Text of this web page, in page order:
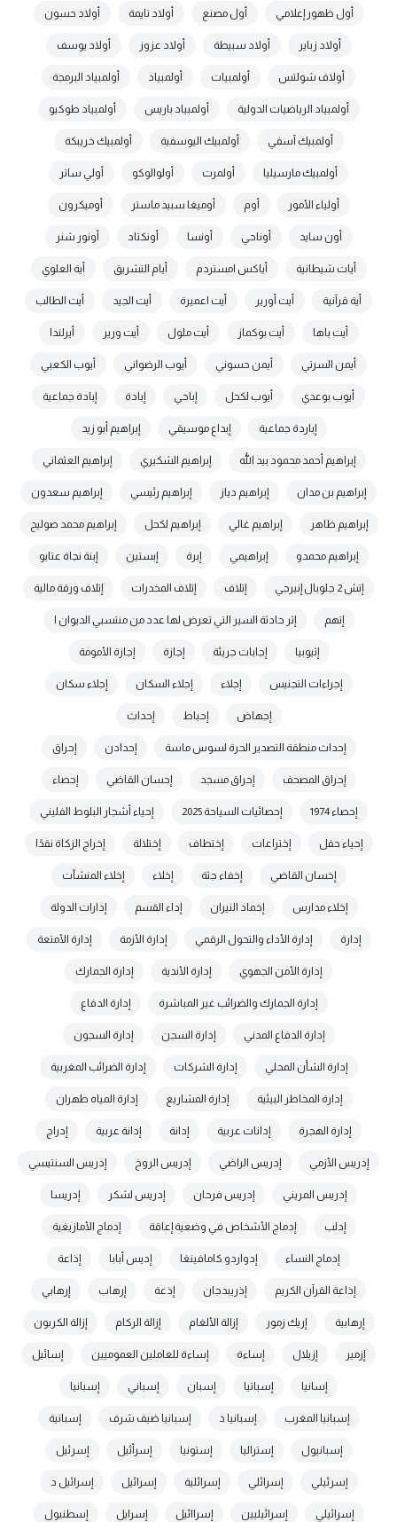
أول ظهور إعلامي أول مصنع أولاد تايمة أولاد حسون
أولاد زباير أولاد سبيطة أولاد عزوز أولاد يوسف
أولاف شولتس أولمبيات أولمبياد أولمبياد البرمجة
أولمبياد الرياضيات الدولية أولمبياد باريس أولمبياد طوكيو
أولمبيك آسفي أولمبيك اليوسفية أولمبيك خريبكة
أولمبيك مارسيليا أولمرت أولوالوكو أولي ساتر
أولياء الأمور أوم أوميغا سبيد ماستر أوميكرون
أون سايد أوناحي أونسا أونكتاد أونور شنر
أيات شيطانية أياكس امستردم أيام التشريق أية العلوي
أية قرآنية أيت أورير أيت اعميرة أيت الجيد أيت الطالب
أيت باها أيت بوكماز أيت ملول أيت ورير أيرلندا
أيمن السرتي أيمن حسوني أيوب الرضواني أيوب الكعبي
أيوب بوعدي أيوب لكحل إباحي إبادة إبادة جماعية
إباردة جماعية إبداع موسيقي إبراهيم أبو زيد
إبراهيم أحمد محمود بيد الله إبراهيم الشكيري إبراهيم العثماني
إبراهيم بن مدان إبراهيم دياز إبراهيم رئيسي إبراهيم سعدون
إبراهيم ظاهر إبراهيم غالي إبراهيم لكحل إبراهيم محمد صوليح
إبراهيم محمدو إبراهيمي إبرة إبستين إبنة نجاة عتابو
إتش 2 جلوبال إنيرجي إتلاف إتلاف المخدرات إتلاف ورقة مالية
إتهم إثر حادثة السير التي تعرض لها عدد من منتسبي الديوان ا
إثيوبيا إجابات جريئة إجازة إجازة الأمومة
إجراءات التجنيس إجلاء إجلاء السكان إجلاء سكان
إجهاض إحباط إحداث
إحداث منطقة التصدير الحرة لسوس ماسة إحدادن إحراق
إحراق المصحف إحراق مسجد إحسان القاضي إحصاء
إحصاء 1974 إحصائيات السياحة 2025 إحياء أشجار البلوط الفليني
إحياء حفل إختراعات إختطاف إختلالة إخراج الزكاة نقدًا
إخسان القاضي إخفاء جثة إخلاء إخلاء المنشآت
إخلاء مدارس إخماد النيران إداء القسم إدارات الدولة
إدارة إدارة الأداء والتحول الرقمي إدارة الأزمة إدارة الأمتعة
إدارة الأمن الجهوي إدارة الأندية إدارة الجمارك
إدارة الجمارك والضرائب غير المباشرة إدارة الدفاع
إدارة الدفاع المدني إدارة السجن إدارة السجون
إدارة الشأن المحلي إدارة الشركات إدارة الضرائب المغربية
إدارة المخاطر البيئية إدارة المشاريع إدارة المياه طهران
إدارة الهجرة إدانات عربية إدانة إدانة عربية إدراج
إدريس الأزمي إدريس الراضي إدريس الروخ إدريس السنتيسي
إدريس المريني إدريس فرحان إدريس لشكر إدريسا
إدلب إدماج الأشخاص في وضعية إعاقة إدماج الأمازيغية
إدماج النساء إدواردو كامافينغا إديس أبابا إذاعة
إذاعة القرآن الكريم إذريبدجان إذعة إرهاب إرهابي
إرهابية إريك زمور إزالة الألغام إزالة الركام إزالة الكربون
إزمير إزيلال إساءة إساءة للعاملين العموميين إسائيل
إسانيا إسباتيا إسبان إسباني إسبانيا
إسبانيا المغرب إسبانيا د إسبانيا ضيف شرف إسبانية
إسبانيول إستراليا إستونيا إسرأئيل إسرئيل
إسرئيلي إسرائلي إسرائلية إسرائيل إسرائيل د
إسرائيلي إسرائيليين إسراائيل إسرايل إسطنبول